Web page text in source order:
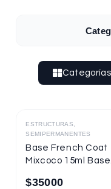
Categorías
Destacado
ESTRUCTURAS,
SEMIPERMANENTES
Base French Coat
Mixcoco 15ml Base
$35000